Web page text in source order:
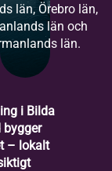
län, Örebro län,
län och
län.
i Bilda
bygger
– lokalt